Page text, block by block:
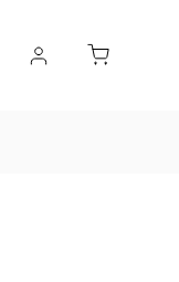
Potraviny